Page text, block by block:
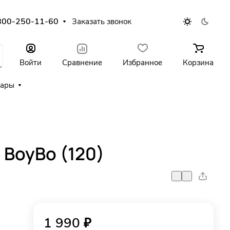
250-11-60 Заказать звонок
Войти Сравнение Избранное Корзина
(120)
1 990 ₽